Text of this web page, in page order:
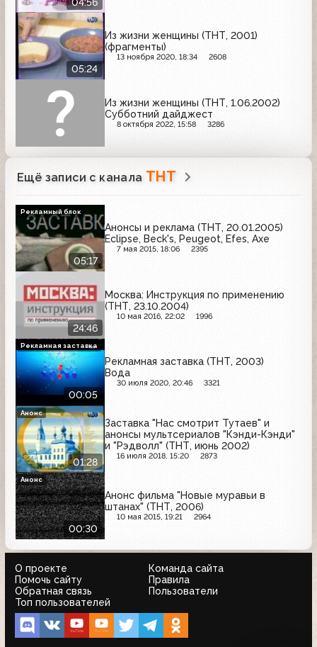
05:24
Из жизни женщины (ТНТ, 2001)
(фрагменты)
13 ноября 2020, 18:34 2608
Из жизни женщины (ТНТ, 1.06.2002)
Субботний дайджест
8 октября 2022, 15:58 3286
Ещё записи с канала ТНТ
05:17
Анонсы и реклама (ТНТ, 20.01.2005)
Eclipse, Beck's, Peugeot, Efes, Axe
7 мая 2015, 18:06 2395
Рекламный блок
24:46
Москва: Инструкция по применению
(ТНТ, 23.10.2004)
10 мая 2016, 22:02 1996
00:05
Рекламная заставка (ТНТ, 2003)
Вода
30 июля 2020, 20:46 3321
Рекламная заставка
01:28
Заставка "Нас смотрит Тутаев" и
анонсы мультсериалов "Кэнди-Кэнди"
и "Рэдволл" (ТНТ, июнь 2002)
16 июля 2018, 15:20 2873
Анонс
00:30
Анонс фильма "Новые муравьи в
штанах" (ТНТ, 2006)
10 мая 2015, 19:21 2964
Анонс
О проекте
Команда сайта
Помочь сайту
Правила
Обратная связь
Пользователи
Топ пользователей